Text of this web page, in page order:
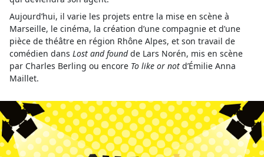
Aujourd’hui, il varie les projets entre la mise en scène à
Marseille, le cinéma, la création d’une compagnie et d’une
pièce de théâtre en région Rhône Alpes, et son travail de
comédien dans Lost and foundde Lars Norén, mis en scène
par Charles Berling ou encore To like or not d’Émilie Anna
Maillet.